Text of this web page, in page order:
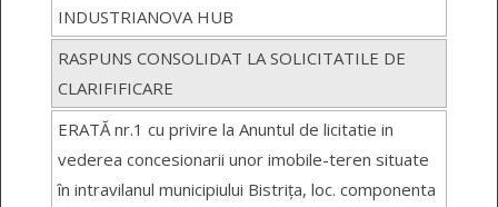
INDUSTRIANOVA HUB
RASPUNS CONSOLIDAT LA SOLICITATILE DE
CLARIFIFICARE
ERATĂ nr.1 cu privire la Anuntul de licitatie in
vederea concesionarii unor imobile-teren situate
în intravilanul municipiului Bistrița, loc. componenta